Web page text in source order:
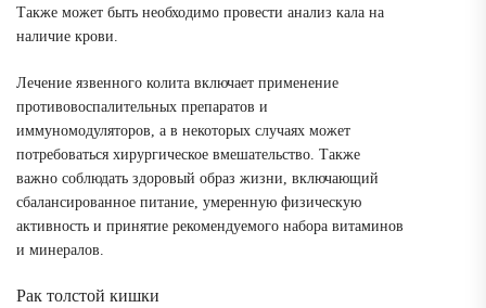
Также может быть необходимо провести анализ кала на
наличие крови.
Лечение язвенного колита включает применение
противовоспалительных препаратов и
иммуномодуляторов, а в некоторых случаях может
потребоваться хирургическое вмешательство. Также
важно соблюдать здоровый образ жизни, включающий
сбалансированное питание, умеренную физическую
активность и принятие рекомендуемого набора витаминов
и минералов.
Рак толстой кишки